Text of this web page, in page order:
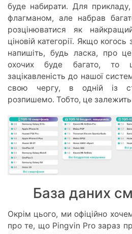
буде набирати. Для
флагманом, але набрав
розцінюватися як
ціновій категорії. Якщо когось
напишіть, будь ласка, про
охочих буде багато, то
зацікавленість до нашої
свою чергу, в одній із
розпишемо. Тобто, це залежить
База даних
Окрім цього, ми офіційно
про те, що Pingvin Pro зараз